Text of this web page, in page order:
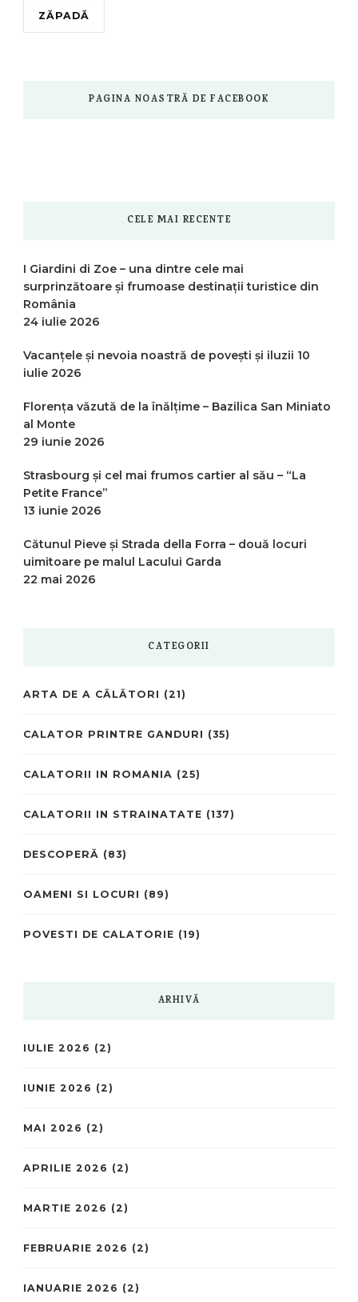
ZĂPADĂ
PAGINA NOASTRĂ DE FACEBOOK
CELE MAI RECENTE
I Giardini di Zoe – una dintre cele mai
surprinzătoare și frumoase destinații turistice din
România
24 iulie 2026
Vacanțele și nevoia noastră de povești și iluzii 10
iulie 2026
Florența văzută de la înălțime – Bazilica San Miniato
al Monte
29 iunie 2026
Strasbourg și cel mai frumos cartier al său – “La
Petite France”
13 iunie 2026
Cătunul Pieve și Strada della Forra – două locuri
uimitoare pe malul Lacului Garda
22 mai 2026
CATEGORII
ARTA DE A CĂLĂTORI (21)
CALATOR PRINTRE GANDURI (35)
CALATORII IN ROMANIA (25)
CALATORII IN STRAINATATE (137)
DESCOPERĂ (83)
OAMENI SI LOCURI (89)
POVESTI DE CALATORIE (19)
ARHIVĂ
IULIE 2026 (2)
IUNIE 2026 (2)
MAI 2026 (2)
APRILIE 2026 (2)
MARTIE 2026 (2)
FEBRUARIE 2026 (2)
IANUARIE 2026 (2)